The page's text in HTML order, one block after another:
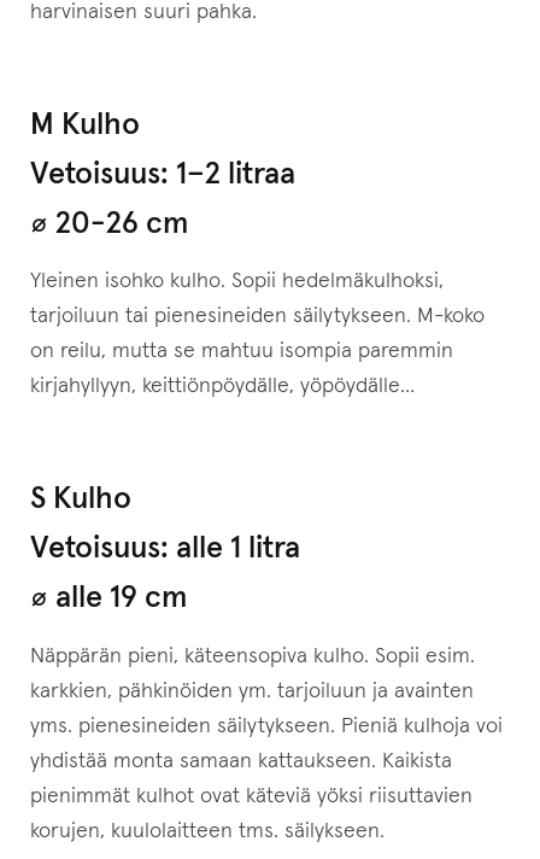
harvinaisen suuri pahka.
M Kulho
Vetoisuus: 1–⁠2 litraa
⌀ 20-26 cm
Yleinen isohko kulho. Sopii hedelmäkulhoksi,
tarjoiluun tai pienesineiden säilytykseen. M-koko
on reilu, mutta se mahtuu isompia paremmin
kirjahyllyyn, keittiönpöydälle, yöpöydälle…
S Kulho
Vetoisuus: alle 1 litra
⌀ alle 19 cm
Näppärän pieni, käteensopiva kulho. Sopii esim.
karkkien, pähkinöiden ym. tarjoiluun ja avainten
yms. pienesineiden säilytykseen. Pieniä kulhoja voi
yhdistää monta samaan kattaukseen. Kaikista
pienimmät kulhot ovat käteviä yöksi riisuttavien
korujen, kuulolaitteen tms. säilykseen.